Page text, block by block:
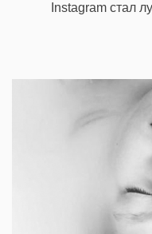
Instagram стал